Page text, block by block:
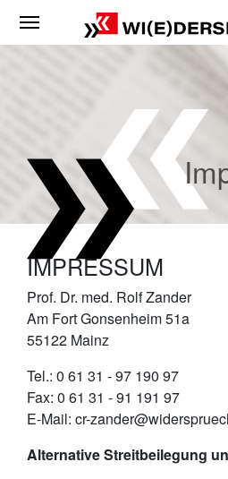
Zum
IMPRESSUM
Prof. Dr. med. Rolf Zander
Am Fort Gonsenheim 51a
55122 Mainz
Tel.: 0 61 31 - 97 190 97
Fax: 0 61 31 - 91 191 97
E-Mail: cr-
Alternative Streitbeilegung